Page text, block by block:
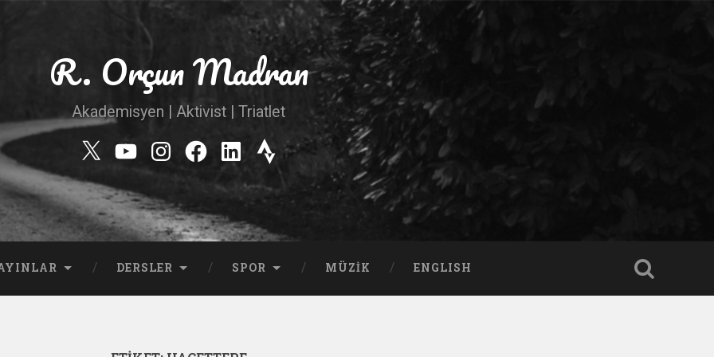
R. Orçun Madran
Akademisyen | Aktivist | Triatlet
Twitter
YouTube
Instagram
Facebook
Linkedin
Strava
DERSLER SPOR MÜZIK ENGLISH